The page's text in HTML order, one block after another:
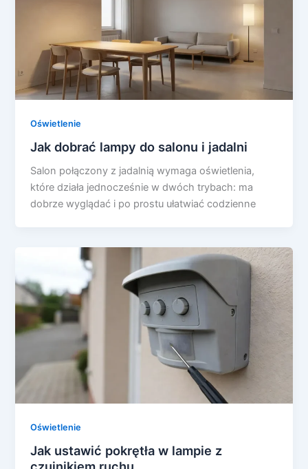
Oświetlenie
Jak dobrać lampy do salonu i jadalni
Salon połączony z jadalnią wymaga oświetlenia,
które działa jednocześnie w dwóch trybach: ma
dobrze wyglądać i po prostu ułatwiać codzienne
Oświetlenie
Jak ustawić pokrętła w lampie z